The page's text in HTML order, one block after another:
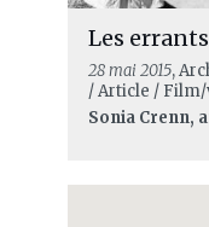
Les
28 mai 2015,
/ Article /
Sonia Crenn,